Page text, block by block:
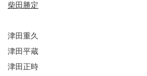
柴田勝定
津田重久
津田平蔵
津田正時